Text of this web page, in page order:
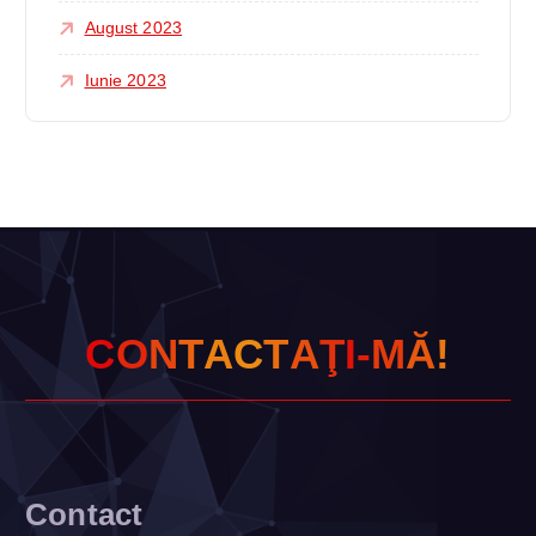
August 2023
Iunie 2023
CONTACTAŢI-MĂ!
Contact